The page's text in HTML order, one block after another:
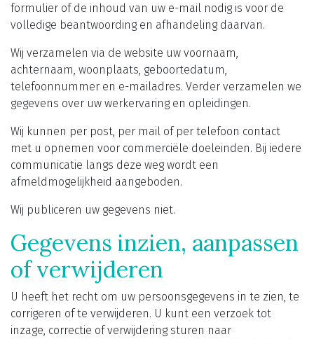
formulier of de inhoud van uw e-mail nodig is voor de
volledige beantwoording en afhandeling daarvan.
Wij verzamelen via de website uw voornaam,
achternaam, woonplaats, geboortedatum,
telefoonnummer en e-mailadres. Verder verzamelen we
gegevens over uw werkervaring en opleidingen.
Wij kunnen per post, per mail of per telefoon contact
met u opnemen voor commerciële doeleinden. Bij iedere
communicatie langs deze weg wordt een
afmeldmogelijkheid aangeboden.
Wij publiceren uw gegevens niet.
Gegevens inzien, aanpassen
of verwijderen
U heeft het recht om uw persoonsgegevens in te zien, te
corrigeren of te verwijderen. U kunt een verzoek tot
inzage, correctie of verwijdering sturen naar